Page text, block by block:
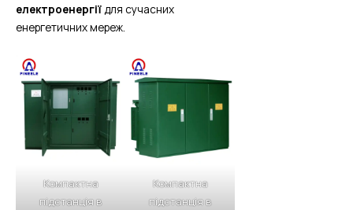
електроенергіїдля сучасних
енергетичних мереж.
Компактна
підстанція в
Компактна
підстанція в